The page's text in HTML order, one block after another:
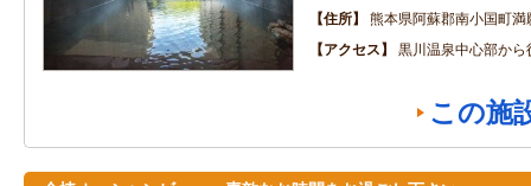
住所
熊本県阿蘇郡南小国町満
アクセス
黒川温泉中心部から
この施